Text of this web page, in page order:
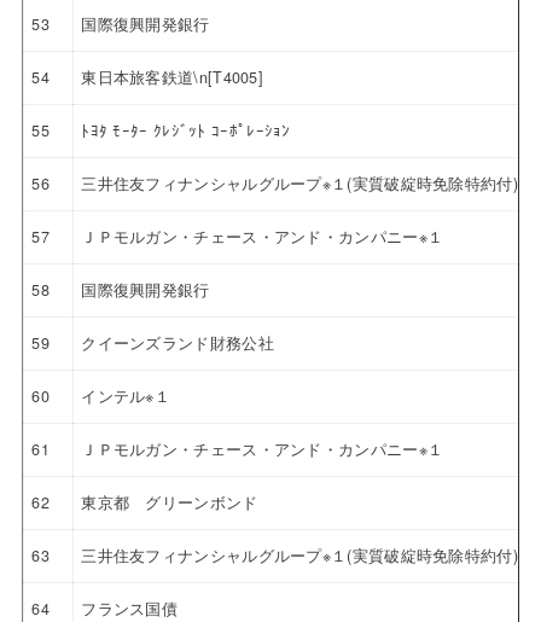
53 国際復興開発銀行
54 東日本旅客鉄道\n[T4005]
55 ﾄﾖﾀ ﾓｰﾀｰ ｸﾚｼﾞｯﾄ ｺｰﾎﾟﾚｰｼｮﾝ
56 三井住友フィナンシャルグループ※１(実質破綻時免除特約付)
57 ＪＰモルガン・チェース・アンド・カンパニー※１
58 国際復興開発銀行
59 クイーンズランド財務公社
60 インテル※１
61 ＪＰモルガン・チェース・アンド・カンパニー※１
62 東京都 グリーンボンド
63 三井住友フィナンシャルグループ※１(実質破綻時免除特約付)
64 フランス国債